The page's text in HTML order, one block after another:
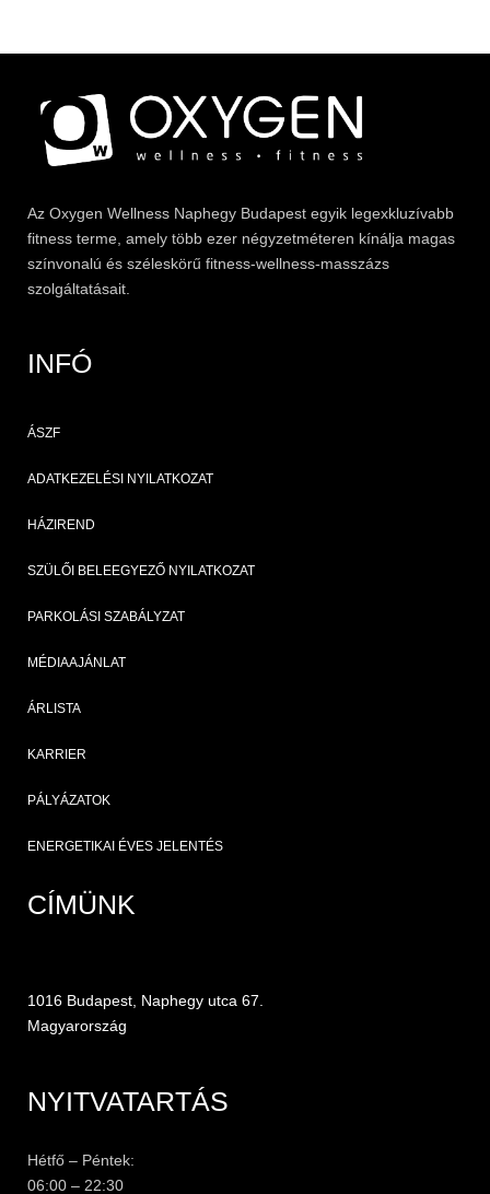
Az Oxygen Wellness Naphegy Budapest egyik legexkluzívabb
fitness terme, amely több ezer négyzetméteren kínálja magas
színvonalú és széleskörű fitness-wellness-masszázs
szolgáltatásait.
INFÓ
ÁSZF
ADATKEZELÉSI NYILATKOZAT
HÁZIREND
SZÜLŐI BELEEGYEZŐ NYILATKOZAT
PARKOLÁSI SZABÁLYZAT
MÉDIAAJÁNLAT
ÁRLISTA
KARRIER
PÁLYÁZATOK
ENERGETIKAI ÉVES JELENTÉS
CÍMÜNK
1016 Budapest, Naphegy utca 67.
Magyarország
NYITVATARTÁS
Hétfő – Péntek:
06:00 – 22:30